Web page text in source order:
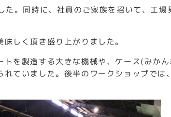
。同時に、社員のご家族を招いて、工場
しく頂き盛り上がりました。
を製造する大きな機械や、ケース(みか
ていました。後半のワークショップでは